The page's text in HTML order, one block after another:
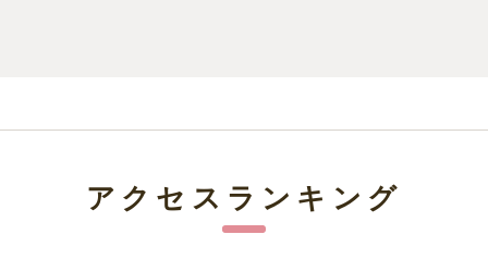
アクセスランキング